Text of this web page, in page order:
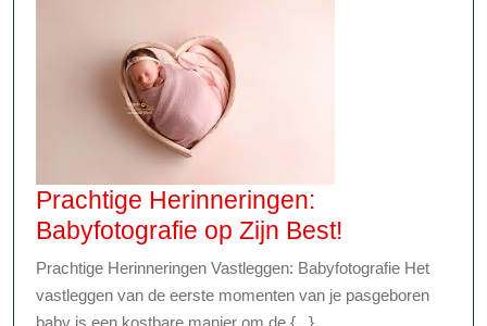
Prachtige Herinneringen:
Babyfotografie op Zijn Best!
Prachtige Herinneringen Vastleggen: Babyfotografie Het
vastleggen van de eerste momenten van je pasgeboren
baby is een kostbare manier om de {...}